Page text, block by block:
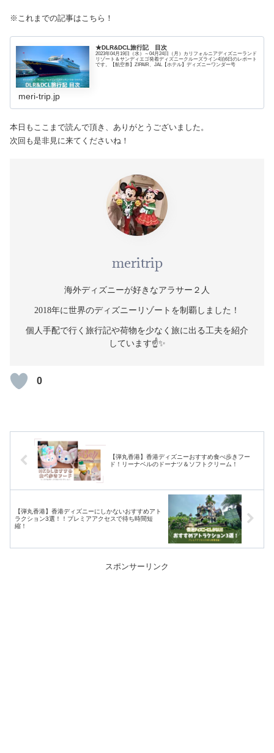
※これまでの記事はこちら！
★DLR&DCL旅行記 目次
2023年04月19日（水）～04月24日（月）カリフォルニアディズニーランド
リゾート＆サンディエゴ発着ディズニークルーズライン4泊6日のレポート
です。【航空券】ZIPAIR、JAL【ホテル】ディズニーワンダー号
meri-trip.jp
本日もここまで読んで頂き、ありがとうございました。
次回も是非見に来てくださいね！
meritrip
海外ディズニーが好きなアラサー２人
2018年に世界のディズニーリゾートを制覇しました！
個人手配で行く旅行記や荷物を少なく旅に出る工夫を紹介
しています☝️✨
0
【弾丸香港】香港ディズニーおすすめ食べ歩きフー
ド！リーナベルのドーナツ＆ソフトクリーム！
【弾丸香港】香港ディズニーにしかないおすすめアト
ラクション3選！！プレミアアクセスで待ち時間短
縮！
スポンサーリンク